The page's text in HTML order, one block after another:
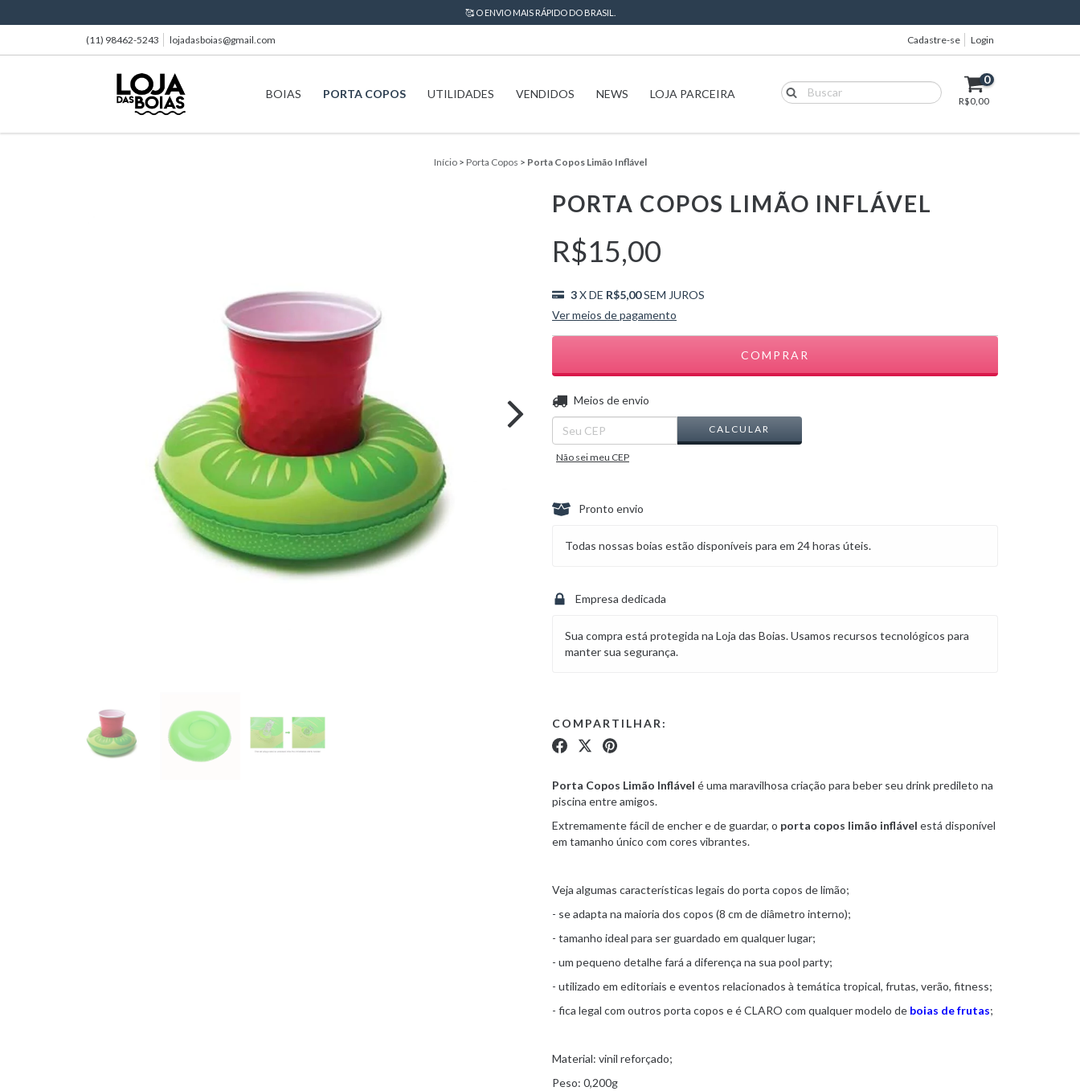
🥰 O ENVIO MAIS RÁPIDO DO BRASIL.
(11) 98462-5243 lojadasboias@gmail.com Cadastre-se Login
BOIAS PORTA COPOS UTILIDADES VENDIDOS NEWS LOJA PARCEIRA
0
R$0,00
Início > Porta Copos > Porta Copos Limão Inflável
PORTA COPOS LIMÃO INFLÁVEL
R$15,00
3X DE R$5,00SEM JUROS
Ver meios de pagamento
Entregas para o CEP:
Meios de envio
CALCULAR
Não sei meu CEP
Pronto envio
Todas nossas boias estão disponíveis para em 24 horas úteis.
Empresa dedicada
Sua compra está protegida na Loja das Boias. Usamos recursos tecnológicos para
manter sua segurança.
COMPARTILHAR:
Porta Copos Limão Inflável é uma maravilhosa criação para beber seu drink predileto na
piscina entre amigos.
Extremamente fácil de encher e de guardar, o porta copos limão inflável está disponível
em tamanho único com cores vibrantes.
Veja algumas características legais do porta copos de limão;
- se adapta na maioria dos copos (8 cm de diâmetro interno);
- tamanho ideal para ser guardado em qualquer lugar;
- um pequeno detalhe fará a diferença na sua pool party;
- utilizado em editoriais e eventos relacionados à temática tropical, frutas, verão, fitness;
- fica legal com outros porta copos e é CLARO com qualquer modelo de boias de frutas;
Material: vinil reforçado;
Peso: 0,200g